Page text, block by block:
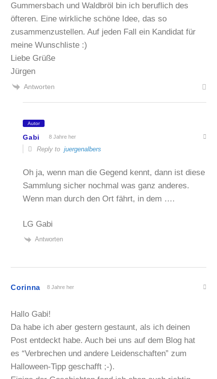
Gummersbach und Waldbröl bin ich beruflich des
öfteren. Eine wirkliche schöne Idee, das so
zusammenzustellen. Auf jeden Fall ein Kandidat für
meine Wunschliste :)
Liebe Grüße
Jürgen
Antworten
Autor
Gabi 8 Jahre her
Reply tojuergenalbers
Oh ja, wenn man die Gegend kennt, dann ist diese
Sammlung sicher nochmal was ganz anderes.
Wenn man durch den Ort fährt, in dem ….
LG Gabi
Antworten
Corinna 8 Jahre her
Hallo Gabi!
Da habe ich aber gestern gestaunt, als ich deinen
Post entdeckt habe. Auch bei uns auf dem Blog hat
es “Verbrechen und andere Leidenschaften” zum
Halloween-Tipp geschafft ;-).